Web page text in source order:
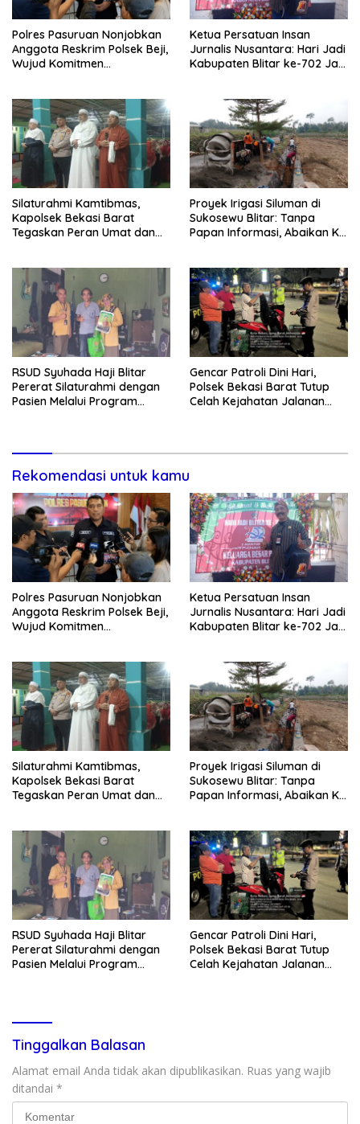
Polres Pasuruan Nonjobkan
Anggota Reskrim Polsek Beji,
Wujud Komitmen
Ketua Persatuan Insan
Jurnalis Nusantara: Hari Jadi
Kabupaten Blitar ke-702 Jadi
Silaturahmi Kamtibmas,
Kapolsek Bekasi Barat
Tegaskan Peran Umat dan
Proyek Irigasi Siluman di
Sukosewu Blitar: Tanpa
Papan Informasi, Abaikan K3,
RSUD Syuhada Haji Blitar
Pererat Silaturahmi dengan
Pasien Melalui Program
Gencar Patroli Dini Hari,
Polsek Bekasi Barat Tutup
Celah Kejahatan Jalanan
Rekomendasi untuk kamu
Polres Pasuruan Nonjobkan
Anggota Reskrim Polsek Beji,
Wujud Komitmen
Ketua Persatuan Insan
Jurnalis Nusantara: Hari Jadi
Kabupaten Blitar ke-702 Jadi
Silaturahmi Kamtibmas,
Kapolsek Bekasi Barat
Tegaskan Peran Umat dan
Proyek Irigasi Siluman di
Sukosewu Blitar: Tanpa
Papan Informasi, Abaikan K3,
RSUD Syuhada Haji Blitar
Pererat Silaturahmi dengan
Pasien Melalui Program
Gencar Patroli Dini Hari,
Polsek Bekasi Barat Tutup
Celah Kejahatan Jalanan
Tinggalkan Balasan
Alamat email Anda tidak akan dipublikasikan. Ruas yang wajib
ditandai *